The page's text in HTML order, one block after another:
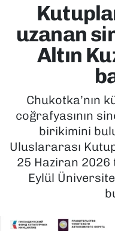
uzanan
Altın
Chukotka’nın
coğrafyasının
birikimini
Uluslararası
25 Haziran
Eylül
EKONOMİ
KÜLTÜR SANAT
POLİTİKA
SAĞLIK
SPOR
Tüm Manşetler
Son Dakika